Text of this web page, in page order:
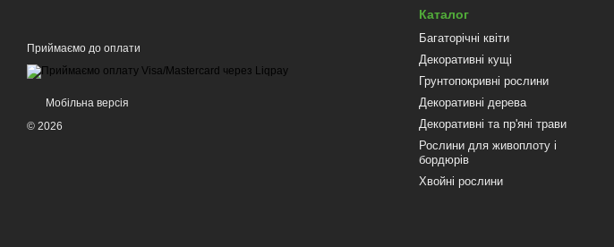
Приймаємо до оплати
Мобільна версія
© 2026
Каталог
Багаторічні квіти
Декоративні кущі
Грунтопокривні рослини
Декоративні дерева
Декоративні та пр'яні трави
Рослини для живоплоту і
бордюрів
Хвойні рослини